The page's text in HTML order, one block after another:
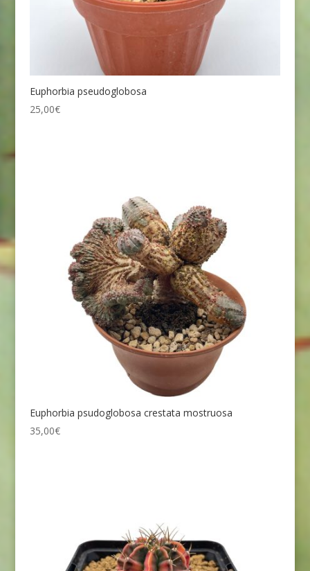
Euphorbia pseudoglobosa
25,00€
Euphorbia psudoglobosa crestata mostruosa
35,00€